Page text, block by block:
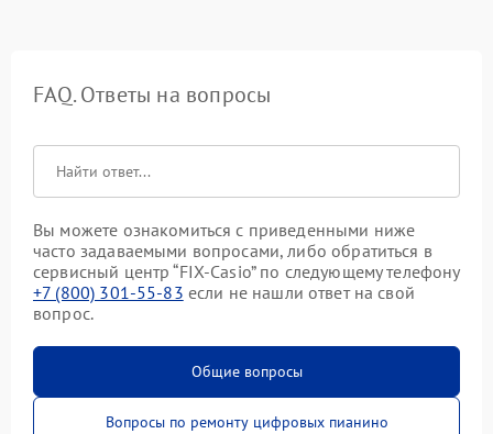
FAQ. Ответы на вопросы
Вы можете ознакомиться с приведенными ниже
часто задаваемыми вопросами, либо обратиться в
сервисный центр “FIX-Casio” по следующему телефону
+7 (800) 301-55-83 если не нашли ответ на свой
вопрос.
Общие вопросы
Вопросы по ремонту цифровых пианино